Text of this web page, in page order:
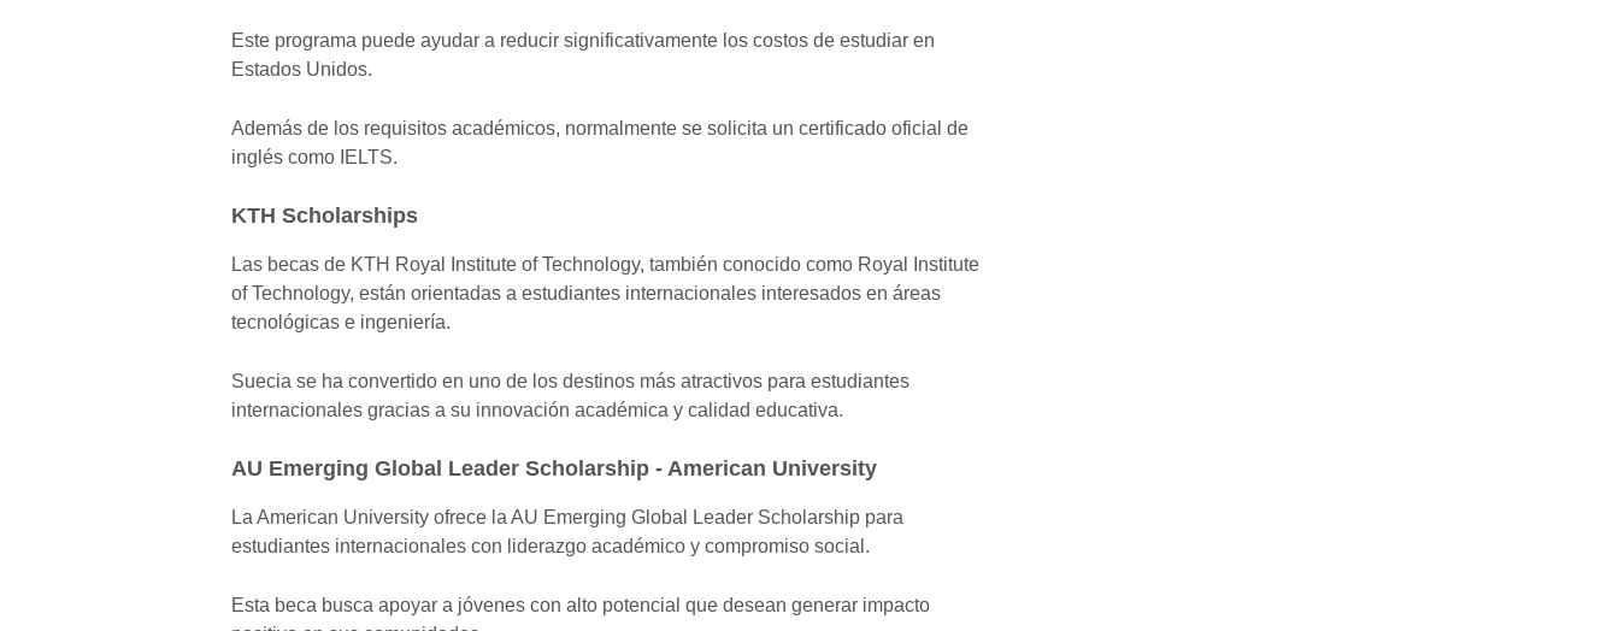
Este programa puede ayudar a reducir significativamente los costos de estudiar en
Estados Unidos.
Además de los requisitos académicos, normalmente se solicita un certificado oficial de
inglés como IELTS.
KTH Scholarships
Las becas de KTH Royal Institute of Technology, también conocido como Royal Institute
of Technology, están orientadas a estudiantes internacionales interesados en áreas
tecnológicas e ingeniería.
Suecia se ha convertido en uno de los destinos más atractivos para estudiantes
internacionales gracias a su innovación académica y calidad educativa.
AU Emerging Global Leader Scholarship - American University
La American University ofrece la AU Emerging Global Leader Scholarship para
estudiantes internacionales con liderazgo académico y compromiso social.
Esta beca busca apoyar a jóvenes con alto potencial que desean generar impacto